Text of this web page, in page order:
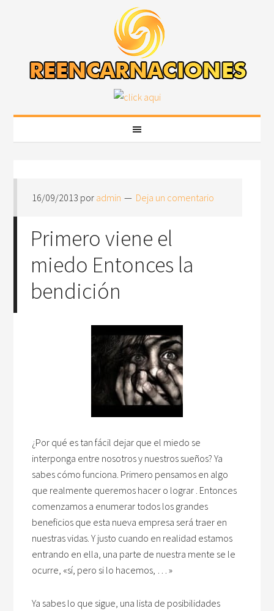
16/09/2013 por admin Deja un comentario
Primero viene el
miedo Entonces la
bendición
¿Por qué es tan fácil dejar que el miedo se
interponga entre nosotros y nuestros sueños? Ya
sabes cómo funciona. Primero pensamos en algo
que realmente queremos hacer o lograr . Entonces
comenzamos a enumerar todos los grandes
beneficios que esta nueva empresa será traer en
nuestras vidas. Y justo cuando en realidad estamos
entrando en ella, una parte de nuestra mente se le
ocurre, «sí, pero si lo hacemos, … »
Ya sabes lo que sigue, una lista de posibilidades